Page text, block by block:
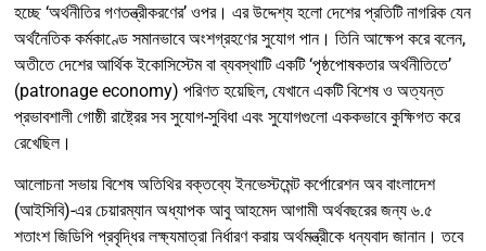
হচ্ছে ‘অর্থনীতির গণতন্ত্রীকরণের’ ওপর। এর উদ্দেশ্য হলো দেশের প্রতিটি নাগরিক যেন
অর্থনৈতিক কর্মকাণ্ডে সমানভাবে অংশগ্রহণের সুযোগ পান। তিনি আক্ষেপ করে বলেন,
অতীতে দেশের আর্থিক ইকোসিস্টেম বা ব্যবস্থাটি একটি ‘পৃষ্ঠপোষকতার অর্থনীতিতে’
(patronage economy) পরিণত হয়েছিল, যেখানে একটি বিশেষ ও অত্যন্ত
প্রভাবশালী গোষ্ঠী রাষ্ট্রের সব সুযোগ-সুবিধা এবং সুযোগগুলো এককভাবে কুক্ষিগত করে
রেখেছিল।
আলোচনা সভায় বিশেষ অতিথির বক্তব্যে ইনভেস্টমেন্ট কর্পোরেশন অব বাংলাদেশ
(আইসিবি)-এর চেয়ারম্যান অধ্যাপক আবু আহমেদ আগামী অর্থবছরের জন্য ৬.৫
শতাংশ জিডিপি প্রবৃদ্ধির লক্ষ্যমাত্রা নির্ধারণ করায় অর্থমন্ত্রীকে ধন্যবাদ জানান। তবে